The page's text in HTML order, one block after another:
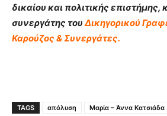
δικαίου και πολιτικής
συνεργάτης τουΔικηγορικού
Καρούζος & Συνεργάτες.
TAGS απόλυση Μαρία – Άννα Κατσιάδα